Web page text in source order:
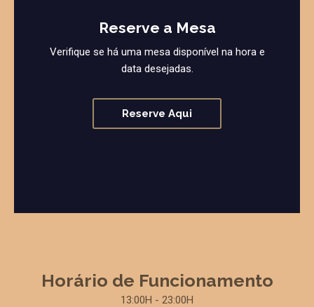
Reserve a Mesa
Verifique se há uma mesa disponível na hora e
data desejadas.
Reserve Aqui
Horário de Funcionamento
13:00H - 23:00H